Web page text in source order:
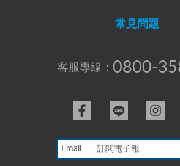
常見問題
客服專線： 0800-
Email